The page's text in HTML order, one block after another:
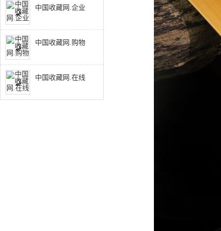
中国收藏网.企业
中国收藏网.购物
中国收藏网.在线